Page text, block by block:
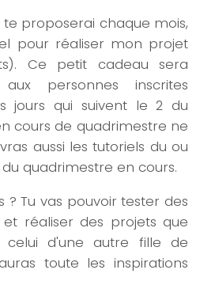
proposerai chaque mois,
pour réaliser mon projet
Ce petit cadeau sera
personnes inscrites
jours qui suivent le 2 du
cours de quadrimestre ne
aussi les tutoriels du ou
quadrimestre en cours.
? Tu vas pouvoir tester des
et réaliser des projets que
d'une autre fille de
toute les inspirations